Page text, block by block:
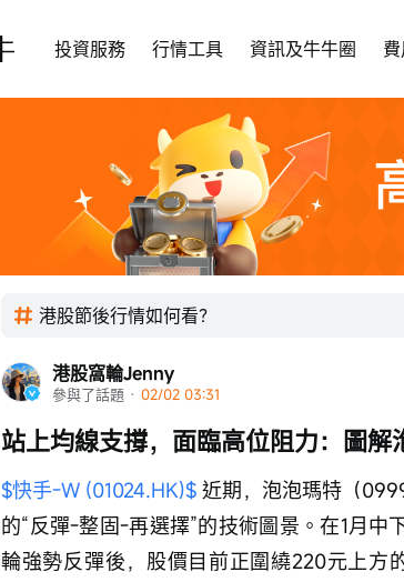
投資服務 行情工具 資訊及牛牛圈
港股節後行情如何看？
港股窩輪Jenny
參與了話題 · 02/02 03:31
站上均線支撐，面臨高位阻力：圖
$快手-W (01024.HK)$ 近期，泡泡瑪特（
的“反彈-整固-再選擇”的技術圖景。在1月
輪強勢反彈後，股價目前正圍繞220元上方